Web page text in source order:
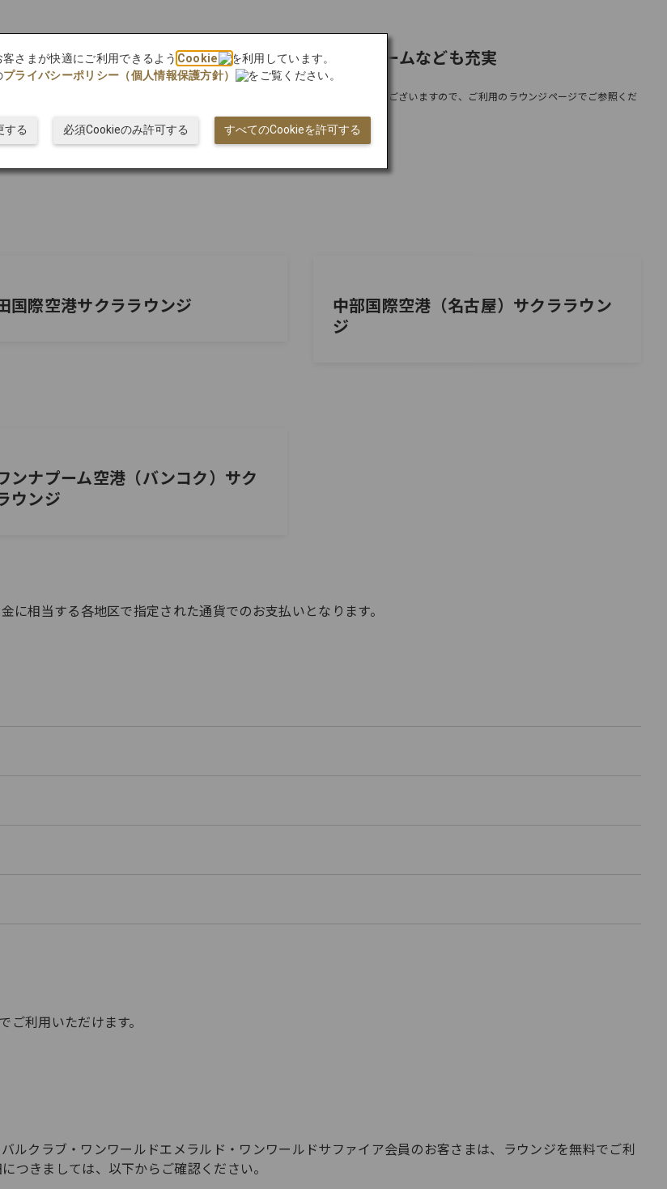
おくつろぎくだ
Wifi環境、充電設備、シャワールームなども充実
提供サービスは、各ラウンジ環境により異なる場合がございますので、ご利用のラウンジページでご参照くだ
国際空港サクララウンジ
中部国際空港（名古屋）サクララウン
ジ
ンナプーム空港（バンコク）サク
ウンジ
相当する各地区で指定された通貨でのお支払いとなります。
く
く
く
く
く
利用いただけます。
ルクラブ・ワンワールドエメラルド・ワンワールドサファイア会員のお客さまは、ラウンジを無料でご利
つきましては、以下からご確認ください。
さまが快適にご利用できるよう Cookie
を利用しています。
プライバシーポリシー（個人情報保護方針） をご覧ください。
すべてのCookieを許可する
必須Cookieのみ許可する
する